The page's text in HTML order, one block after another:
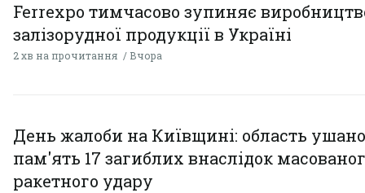
Ferrexpo тимчасово зупиняє
залізорудної продукції в Україні
2 хв на прочитання Вчора
День жалоби на Київщині: область
пам'ять 17 загиблих внаслідок
ракетного удару